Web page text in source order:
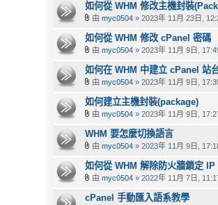
如何從 WHM 修改主機封裝
由 myc0504 » 2023年 11月 23日,
如何從 WHM 修改 cPanel 密碼
由 myc0504 » 2023年 11月 9日,
如何在 WHM 中建立 cPanel 站
由 myc0504 » 2023年 11月 9日,
如何建立主機封裝(package)
由 myc0504 » 2023年 11月 9日,
WHM 要怎麼切換語言
由 myc0504 » 2023年 11月 9日,
如何從 WHM 解除防火牆鎖定 IP
由 myc0504 » 2022年 11月 7日,
cPanel 手動匯入語系教學